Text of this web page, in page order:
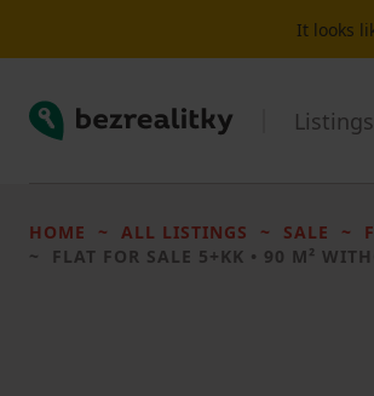
It looks
Bezrealitky Listings
HOME ALL LISTINGS SALE
FLAT FOR SALE 5+KK • 90 M²